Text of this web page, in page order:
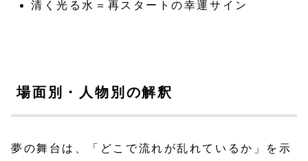
清く光る水＝再スタートの幸運サイン
場面別・人物別の解釈
夢の舞台は、「どこで流れが乱れているか」を示